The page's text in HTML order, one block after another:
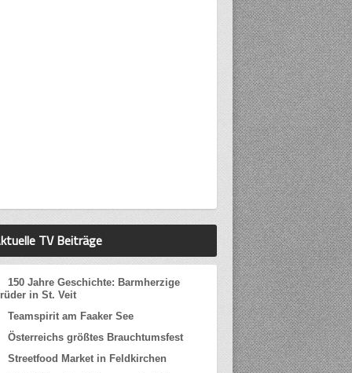
TV Beiträge
150 Jahre Geschichte: Barmherzige
in St. Veit
Teamspirit am Faaker See
Österreichs größtes Brauchtumsfest
Streetfood Market in Feldkirchen